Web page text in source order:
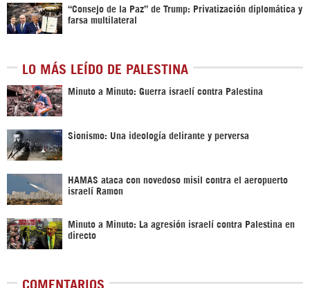
“Consejo de la Paz” de Trump: Privatización diplomática y
farsa multilateral
LO MÁS LEÍDO DE PALESTINA
Minuto a Minuto: Guerra israelí contra Palestina
Sionismo: Una ideología delirante y perversa
HAMAS ataca con novedoso misil contra el aeropuerto
israelí Ramon
Minuto a Minuto: La agresión israelí contra Palestina en
directo
COMENTARIOS